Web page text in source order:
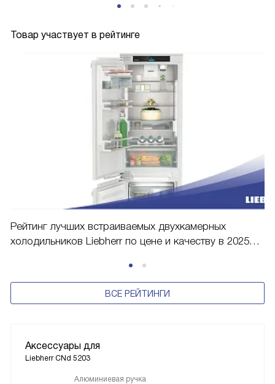
Товар участвует в рейтинге
Рейтинг лучших встраиваемых двухкамерных
холодильников Liebherr по цене и качеству в 2025
ВСЕ РЕЙТИНГИ
Аксессуары для
Liebherr CNd 5203
Алюминиевая ручка